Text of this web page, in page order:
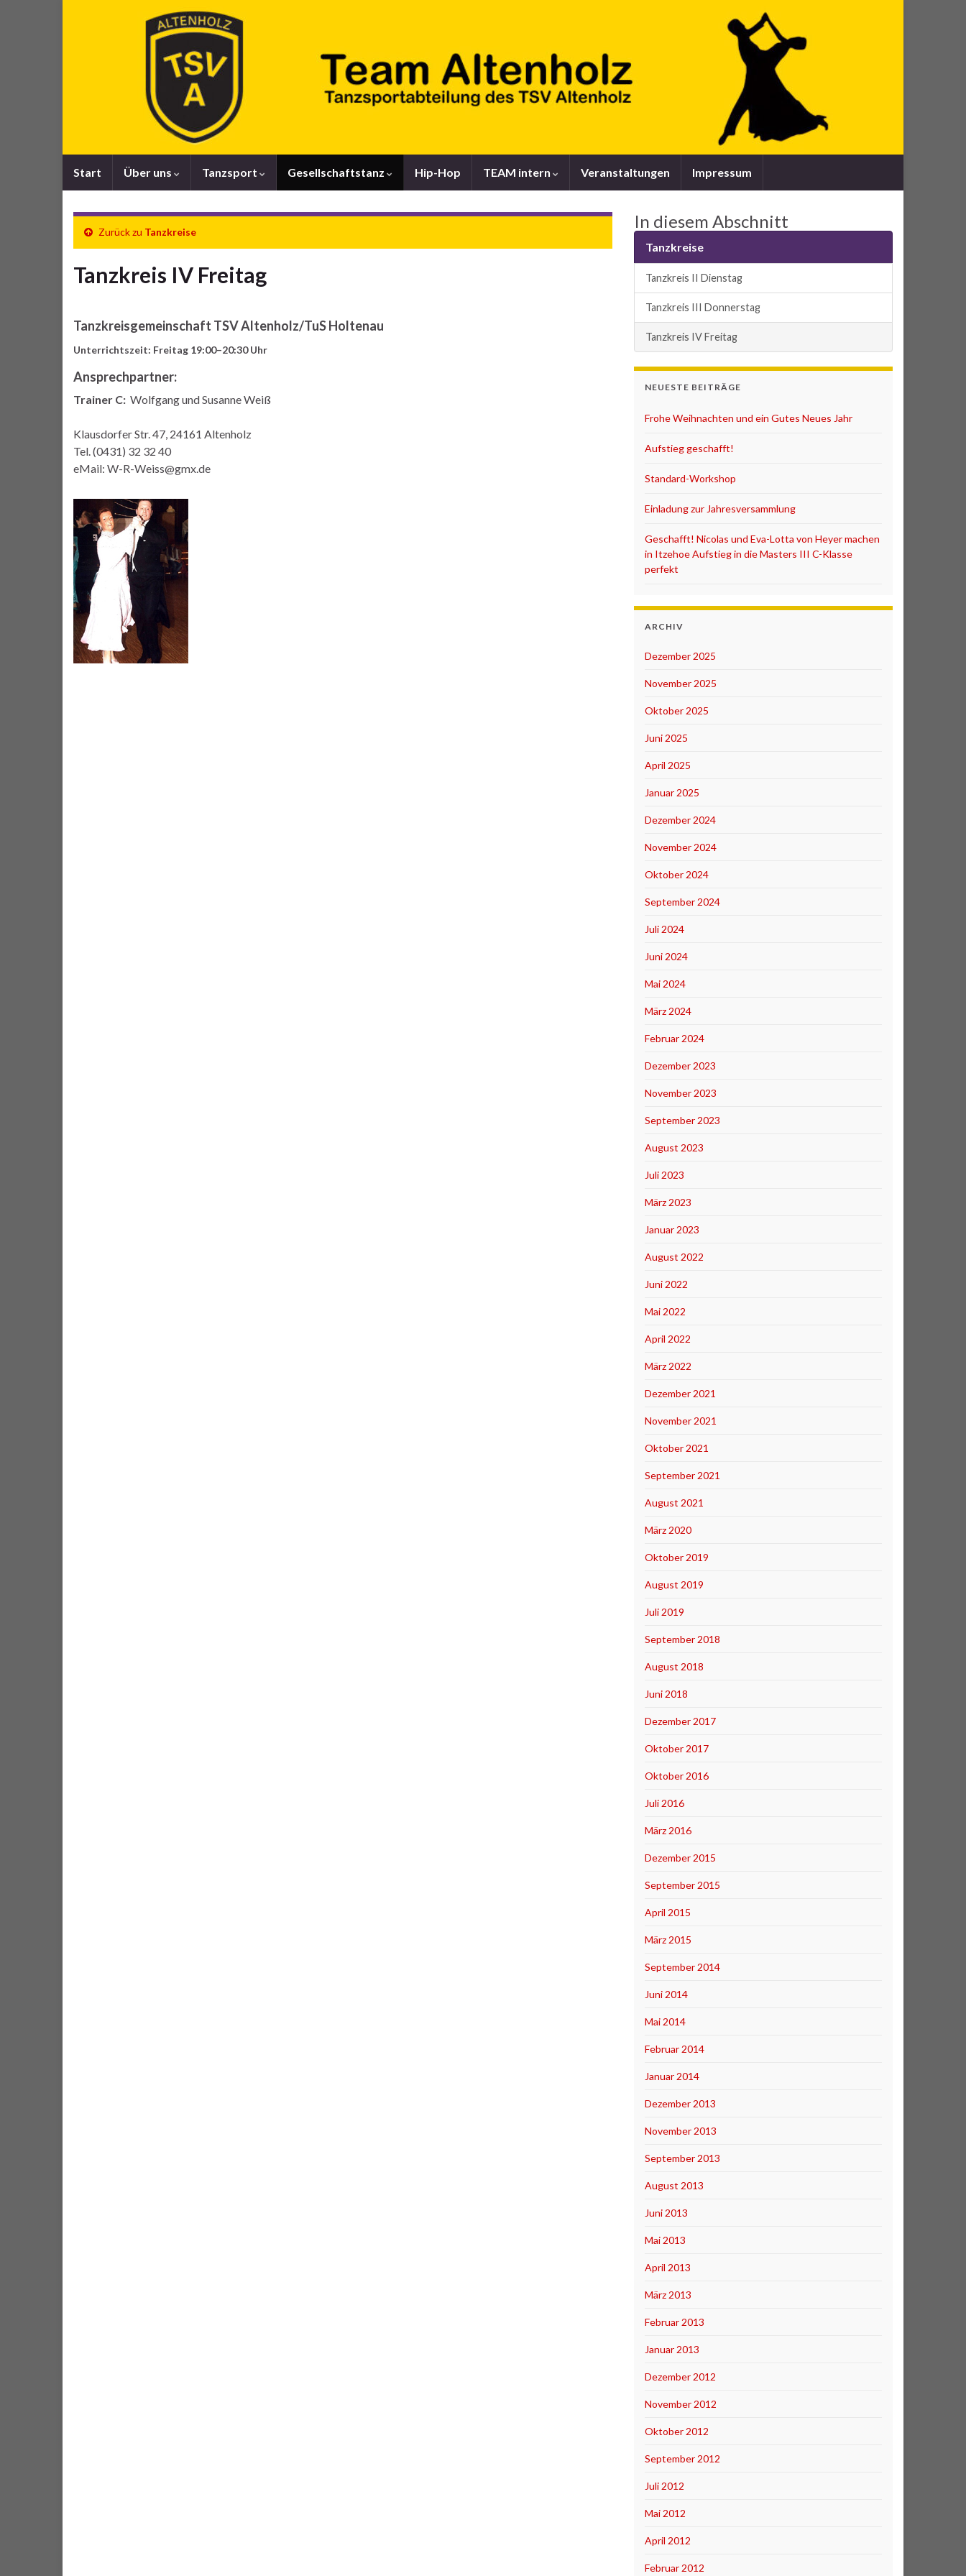
Start Über uns Tanzsport Gesellschaftstanz Hip-Hop TEAM intern Veranstaltungen Impressum
Zurück zu Tanzkreise
Tanzkreis IV Freitag
Tanzkreisgemeinschaft TSV Altenholz/TuS Holtenau
Unterrichtszeit: Freitag 19:00–20:30 Uhr
Ansprechpartner:
Trainer C: Wolfgang und Susanne Weiß
Klausdorfer Str. 47, 24161 Altenholz
Tel. (0431) 32 32 40
eMail: W-R-Weiss@gmx.de
In diesem Abschnitt
Tanzkreise
Tanzkreis II Dienstag
Tanzkreis III Donnerstag
Tanzkreis IV Freitag
NEUESTE BEITRÄGE
Frohe Weihnachten und ein Gutes Neues Jahr
Aufstieg geschafft!
Standard-Workshop
Einladung zur Jahresversammlung
Geschafft! Nicolas und Eva-Lotta von Heyer machen
in Itzehoe Aufstieg in die Masters III C-Klasse
perfekt
ARCHIV
Dezember 2025
November 2025
Oktober 2025
Juni 2025
April 2025
Januar 2025
Dezember 2024
November 2024
Oktober 2024
September 2024
Juli 2024
Juni 2024
Mai 2024
März 2024
Februar 2024
Dezember 2023
November 2023
September 2023
August 2023
Juli 2023
März 2023
Januar 2023
August 2022
Juni 2022
Mai 2022
April 2022
März 2022
Dezember 2021
November 2021
Oktober 2021
September 2021
August 2021
März 2020
Oktober 2019
August 2019
Juli 2019
September 2018
August 2018
Juni 2018
Dezember 2017
Oktober 2017
Oktober 2016
Juli 2016
März 2016
Dezember 2015
September 2015
April 2015
März 2015
September 2014
Juni 2014
Mai 2014
Februar 2014
Januar 2014
Dezember 2013
November 2013
September 2013
August 2013
Juni 2013
Mai 2013
April 2013
März 2013
Februar 2013
Januar 2013
Dezember 2012
November 2012
Oktober 2012
September 2012
Juli 2012
Mai 2012
April 2012
Februar 2012